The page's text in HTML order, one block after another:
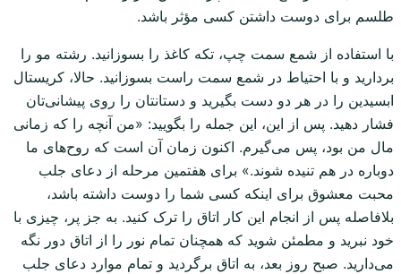
طلسم برای دوست داشتن کسی مؤثر باشد.
با استفاده از شمع سمت چپ، تکه کاغذ را بسوزانید. رشته مو را
بردارید و با احتیاط در شمع سمت راست بسوزانید. حالا، کریستال
ابسیدین را در هر دو دست بگیرید و دستانتان را روی پیشانی‌تان
فشار دهید. پس از این، این جمله را بگویید: «من آنچه را که زمانی
مال من بود، پس می‌گیرم. اکنون زمان آن است که روح‌های ما
دوباره در هم تنیده شوند.» برای هفتمین مرحله از دعای جلب
محبت معشوق برای اینکه کسی شما را دوست داشته باشد،
بلافاصله پس از انجام این کار اتاق را ترک کنید. به جز پر، چیزی با
خود نبرید و مطمئن شوید که همچنان تمام نور را از اتاق دور نگه
می‌دارید. صبح روز بعد، به اتاق برگردید و تمام موارد دعای جلب